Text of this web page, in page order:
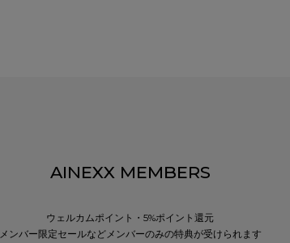
AINEXX MEMBERS
ウェルカムポイント・5%ポイント還元
メンバー限定セールなどメンバーのみの特典が受けられます